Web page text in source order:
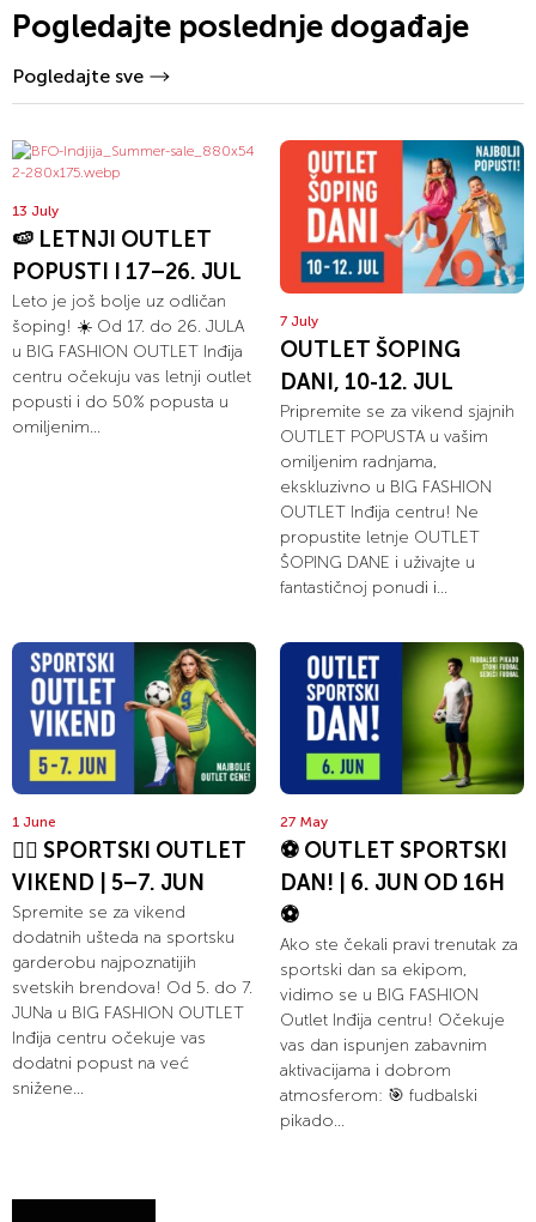
Pogledajte poslednje događaje
Pogledajte sve
13 July
🍉 LETNJI OUTLET
POPUSTI I 17–26. JUL
Leto je još bolje uz odličan
šoping! ☀️ Od 17. do 26. JULA
u BIG FASHION OUTLET Inđija
centru očekuju vas letnji outlet
popusti i do 50% popusta u
omiljenim...
7 July
OUTLET ŠOPING
DANI, 10-12. JUL
Pripremite se za vikend sjajnih
OUTLET POPUSTA u vašim
omiljenim radnjama,
ekskluzivno u BIG FASHION
OUTLET Inđija centru! Ne
propustite letnje OUTLET
ŠOPING DANE i uživajte u
fantastičnoj ponudi i...
1 June
🏃‍♀️ SPORTSKI OUTLET
VIKEND | 5–7. JUN
Spremite se za vikend
dodatnih ušteda na sportsku
garderobu najpoznatijih
svetskih brendova! Od 5. do 7.
JUNa u BIG FASHION OUTLET
Inđija centru očekuje vas
dodatni popust na već
snižene...
27 May
⚽ OUTLET SPORTSKI
DAN! | 6. JUN OD 16H
⚽
Ako ste čekali pravi trenutak za
sportski dan sa ekipom,
vidimo se u BIG FASHION
Outlet Inđija centru! Očekuje
vas dan ispunjen zabavnim
aktivacijama i dobrom
atmosferom: 🎯 fudbalski
pikado...